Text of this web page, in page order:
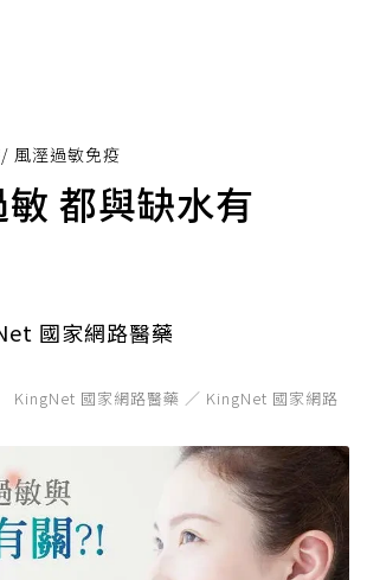
/ 風溼過敏免疫
都與缺水有
國家網路醫藥
KingNet 國家網路醫藥 ／ KingNet 國家網路